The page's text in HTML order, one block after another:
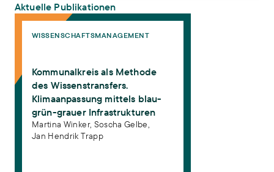
Winker, Martina, Soscha Gelbe, Jan Hendrik Trapp (2023):
Wissenschaftsmanagement
Aktuelle Publikationen
Kommunalkreis als Methode des Wissenstransfers.
WISSENSCHAFTSMANAGEMENT
Kommunalkreis als Methode
des Wissenstransfers.
Klimaanpassung mittels blau-
grün-grauer Infrastrukturen
Martina Winker, Soscha Gelbe,
Jan Hendrik Trapp